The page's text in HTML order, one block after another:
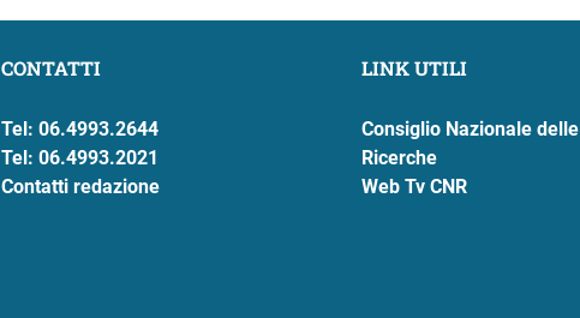
CONTATTI
Tel: 06.4993.2644
Tel: 06.4993.2021
Contatti redazione
LINK UTILI
Consiglio Nazionale delle
Ricerche
Web Tv CNR